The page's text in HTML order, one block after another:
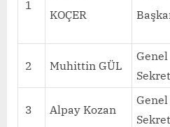
1
KOÇER
2 Muhittin GÜL
Genel
3 Alpay Kozan